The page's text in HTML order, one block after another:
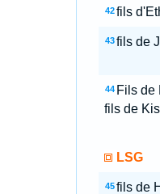
42 fils
43 fils de
44 Fils de
fils de
LSG
45 fils de